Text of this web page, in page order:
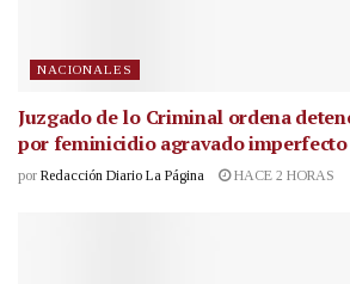
NACIONALES
Juzgado de lo Criminal ordena
por feminicidio agravado imperfecto
por Redacción Diario La Página HACE 2 HORAS